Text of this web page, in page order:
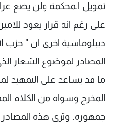
تمويل المحكمة ولن يضع
على رغم انه قرار يعود
ديبلوماسية اخرى ان "
المصادر لموضوع الشعار
ما قد يساعد على التمهيد
المخرج وسواه من الكلام
جمهوره. وترى هذه المصادر